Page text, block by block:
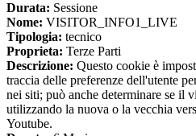
Durata: Sessione
Nome: VISITOR_INFO1_LIVE
Tipologia: tecnico
Proprieta: Terze Parti
Descrizione: Questo cookie è
traccia delle preferenze dell'utente
nei siti; può anche determinare se il
utilizzando la nuova o la vecchia
Youtube.